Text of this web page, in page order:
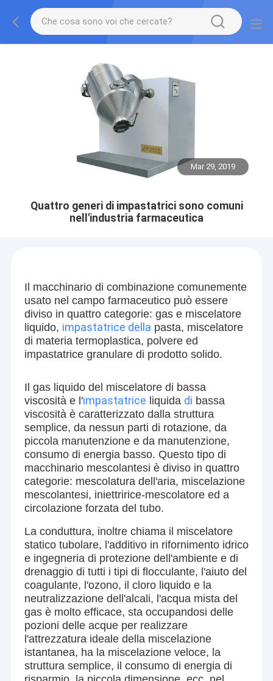
Mar 29, 2019
Quattro generi di impastatrici sono comuni
nell'industria farmaceutica
Il macchinario di combinazione comunemente
usato nel campo farmaceutico può essere
diviso in quattro categorie: gas e miscelatore
liquido, impastatrice della pasta, miscelatore
di materia termoplastica, polvere ed
impastatrice granulare di prodotto solido.
Il gas liquido del miscelatore di bassa
viscosità e l'impastatrice liquida di bassa
viscosità è caratterizzato dalla struttura
semplice, da nessun parti di rotazione, da
piccola manutenzione e da manutenzione,
consumo di energia basso. Questo tipo di
macchinario mescolantesi è diviso in quattro
categorie: mescolatura dell'aria, miscelazione
mescolantesi, iniettririce-mescolatore ed a
circolazione forzata del tubo.
La conduttura, inoltre chiama il miscelatore
statico tubolare, l'additivo in rifornimento idrico
e ingegneria di protezione dell'ambiente e di
drenaggio di tutti i tipi di flocculante, l'aiuto del
coagulante, l'ozono, il cloro liquido e la
neutralizzazione dell'alcali, l'acqua mista del
gas è molto efficace, sta occupandosi delle
pozioni delle acque per realizzare
l'attrezzatura ideale della miscelazione
istantanea, ha la miscelazione veloce, la
struttura semplice, il consumo di energia di